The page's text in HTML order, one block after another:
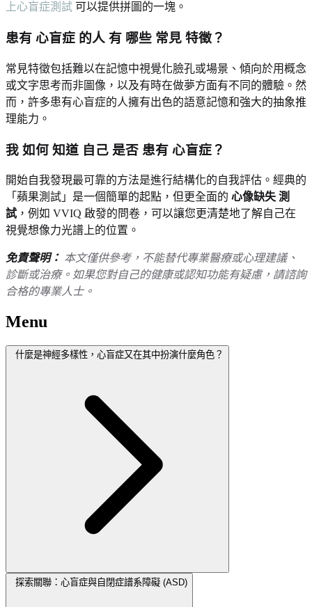
上心盲症測試 可以提供拼圖的一塊。
患有 心盲症 的人 有 哪些 常見 特徵？
常見特徵包括難以在記憶中視覺化臉孔或場景、傾向於用概念
或文字思考而非圖像，以及有時在做夢方面有不同的體驗。然
而，許多患有心盲症的人擁有出色的語意記憶和強大的抽象推
理能力。
我 如何 知道 自己 是否 患有 心盲症？
開始自我發現最可靠的方法是進行結構化的自我評估。經典的
「蘋果測試」是一個簡單的起點，但更全面的 心像缺失 測
試 ，例如 VVIQ 啟發的問卷，可以讓您更清楚地了解自己在
視覺想像力光譜上的位置。
免責聲明： 本文僅供參考，不能替代專業醫療或心理建議、
診斷或治療。如果您對自己的健康或認知功能有疑慮，請諮詢
合格的專業人士。
Menu
什麼是神經多樣性，心盲症又在其中扮演什麼角色？
探索關聯：心盲症與自閉症譜系障礙 (ASD)